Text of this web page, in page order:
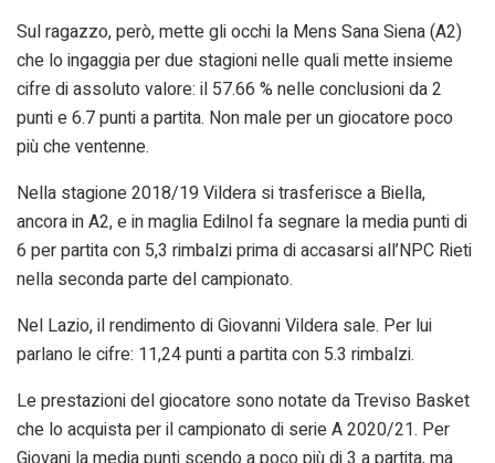
Sul ragazzo, però, mette gli occhi la Mens Sana Siena (A2)
che lo ingaggia per due stagioni nelle quali mette insieme
cifre di assoluto valore: il 57.66 % nelle conclusioni da 2
punti e 6.7 punti a partita. Non male per un giocatore poco
più che ventenne.
Nella stagione 2018/19 Vildera si trasferisce a Biella,
ancora in A2, e in maglia Edilnol fa segnare la media punti di
6 per partita con 5,3 rimbalzi prima di accasarsi all’NPC Rieti
nella seconda parte del campionato.
Nel Lazio, il rendimento di Giovanni Vildera sale. Per lui
parlano le cifre: 11,24 punti a partita con 5.3 rimbalzi.
Le prestazioni del giocatore sono notate da Treviso Basket
che lo acquista per il campionato di serie A 2020/21. Per